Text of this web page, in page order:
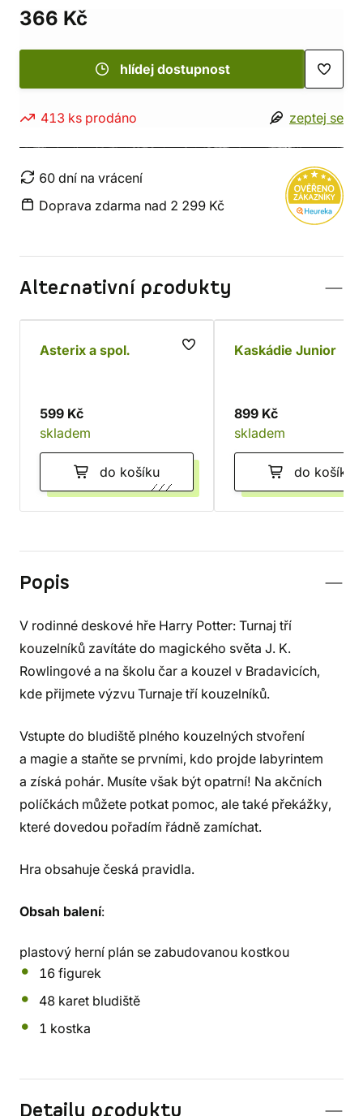
366 Kč
hlídej dostupnost
413 ks prodáno zeptej se
60 dní na vrácení
Doprava zdarma nad 2 299 Kč
Alternativní produkty
Asterix a spol.
599 Kč
skladem
do košíku
Kaskádie Junior
899 Kč
skladem
do košíku
Popis
V rodinné deskové hře Harry Potter: Turnaj tří
kouzelníků zavítáte do magického světa J. K.
Rowlingové a na školu čar a kouzel v Bradavicích,
kde přijmete výzvu Turnaje tří kouzelníků.
Vstupte do bludiště plného kouzelných stvoření
a magie a staňte se prvními, kdo projde labyrintem
a získá pohár. Musíte však být opatrní! Na akčních
políčkách můžete potkat pomoc, ale také překážky,
které dovedou pořadím řádně zamíchat.
Hra obsahuje česká pravidla.
Obsah balení:
plastový herní plán se zabudovanou kostkou
16 figurek
48 karet bludiště
1 kostka